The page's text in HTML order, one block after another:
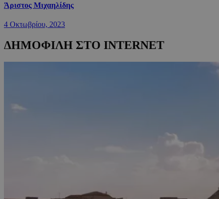
Άριστος Μιχαηλίδης
4 Οκτωβρίου, 2023
ΔΗΜΟΦΙΛΗ ΣΤΟ INTERNET